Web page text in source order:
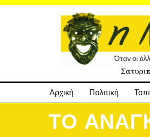
Αρχική Πολιτική
ΤΟ